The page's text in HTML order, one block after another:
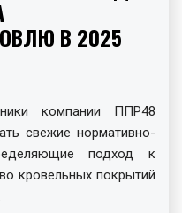
В 2025
компании ППР48
свежие нормативно-
подход к
кровельных покрытий